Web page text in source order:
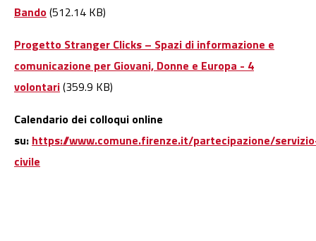
Bando(512.14 KB)
Progetto Stranger Clicks – Spazi di informazione e
comunicazione per Giovani, Donne e Europa - 4
volontari(359.9 KB)
Calendario dei colloqui online
su: https://www.comune.firenze.it/partecipazione/
civile